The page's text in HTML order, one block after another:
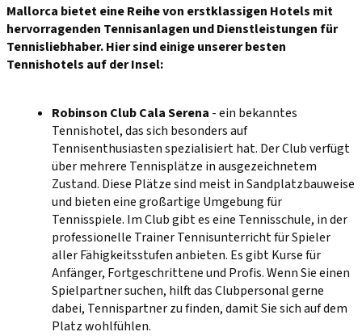
Mallorca bietet eine Reihe von erstklassigen Hotels mit
hervorragenden Tennisanlagen und Dienstleistungen für
Tennisliebhaber. Hier sind einige unserer besten
Tennishotels auf der Insel:
Robinson Club Cala Serena - ein bekanntes
Tennishotel, das sich besonders auf
Tennisenthusiasten spezialisiert hat. Der Club verfügt
über mehrere Tennisplätze in ausgezeichnetem
Zustand. Diese Plätze sind meist in Sandplatzbauweise
und bieten eine großartige Umgebung für
Tennisspiele. Im Club gibt es eine Tennisschule, in der
professionelle Trainer Tennisunterricht für Spieler
aller Fähigkeitsstufen anbieten. Es gibt Kurse für
Anfänger, Fortgeschrittene und Profis. Wenn Sie einen
Spielpartner suchen, hilft das Clubpersonal gerne
dabei, Tennispartner zu finden, damit Sie sich auf dem
Platz wohlfühlen.